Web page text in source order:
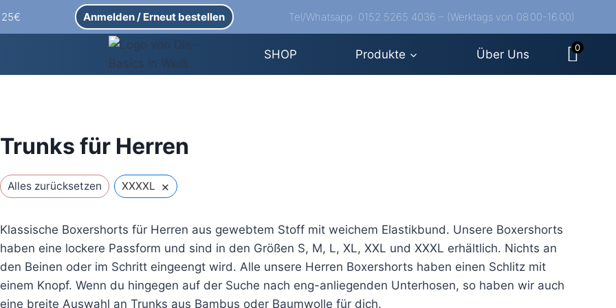
Anmelden / Erneut bestellen Tel/Whatsapp: 0152 5265 4036 – (Werktags von 08.00-16.00)
SHOP Produkte Über Uns 0
Trunks für Herren
Alles zurücksetzen XXXXL ×
Klassische Boxershorts für Herren aus gewebtem Stoff mit weichem Elastikbund. Unsere Boxershorts
haben eine lockere Passform und sind in den Größen S, M, L, XL, XXL und XXXL erhältlich. Nichts an
den Beinen oder im Schritt eingeengt wird. Alle unsere Herren Boxershorts haben einen Schlitz mit
einem Knopf. Wenn du hingegen auf der Suche nach eng-anliegenden Unterhosen, so haben wir auch
eine breite Auswahl an Trunks aus Bambus oder Baumwolle für dich.